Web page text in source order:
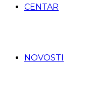
CENTAR
NOVOSTI